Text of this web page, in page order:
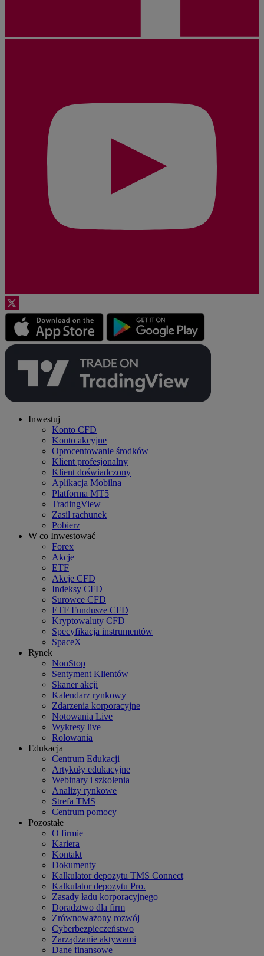
Inwestuj
Konto CFD
Konto akcyjne
Oprocentowanie środków
Klient profesjonalny
Klient doświadczony
Aplikacja Mobilna
Platforma MT5
TradingView
Zasil rachunek
Pobierz
W co Inwestować
Forex
Akcje
ETF
Akcje CFD
Indeksy CFD
Surowce CFD
ETF Fundusze CFD
Kryptowaluty CFD
Specyfikacja instrumentów
SpaceX
Rynek
NonStop
Sentyment Klientów
Skaner akcji
Kalendarz rynkowy
Zdarzenia korporacyjne
Notowania Live
Wykresy live
Rolowania
Edukacja
Centrum Edukacji
Artykuły edukacyjne
Webinary i szkolenia
Analizy rynkowe
Strefa TMS
Centrum pomocy
Pozostałe
O firmie
Kariera
Kontakt
Dokumenty
Kalkulator depozytu TMS Connect
Kalkulator depozytu Pro.
Zasady ładu korporacyjnego
Doradztwo dla firm
Zrównoważony rozwój
Cyberbezpieczeństwo
Zarządzanie aktywami
Dane finansowe